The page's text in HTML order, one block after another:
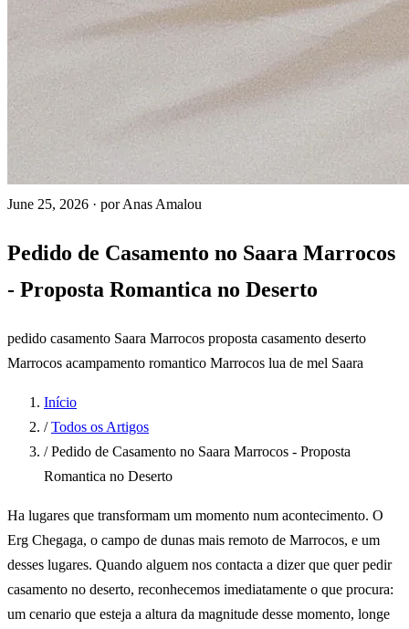
June 25, 2026 · por Anas Amalou
Pedido de Casamento no Saara Marrocos
- Proposta Romantica no Deserto
pedido casamento Saara Marrocos proposta casamento deserto
Marrocos acampamento romantico Marrocos lua de mel Saara
Início
/ Todos os Artigos
/ Pedido de Casamento no Saara Marrocos - Proposta
Romantica no Deserto
Ha lugares que transformam um momento num acontecimento. O
Erg Chegaga, o campo de dunas mais remoto de Marrocos, e um
desses lugares. Quando alguem nos contacta a dizer que quer pedir
casamento no deserto, reconhecemos imediatamente o que procura:
um cenario que esteja a altura da magnitude desse momento, longe